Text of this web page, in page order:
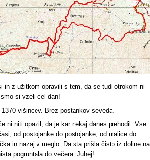
in z užitkom opravili s tem, da se tudi otrokom ni
si vzeli cel dan!
višincev. Brez postankov seveda.
ni niti opazil, da je kar nekaj danes prehodil. Vse
od postojanke do postojanke, od malice do
in nazaj v meglo. Da sta prišla čisto iz doline na
pogruntala do večera. Juhej!